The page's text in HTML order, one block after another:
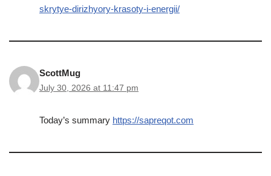
skrytye-dirizhyory-krasoty-i-energii/
ScottMug
July 30, 2026 at 11:47 pm
Today’s summary https://sapreqot.com